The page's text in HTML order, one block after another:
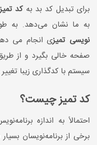
برای تبدیل کد بد بهکد تمیز
به ما نشان می‌دهد. به
نویسی تمیزی انجام می
صفحه خالی بگیرد و از
سیستم با کدگذاری زیبا
کد تمیز چیست؟
احتمالاً به اندازه
برخی از برنامه‌نویسان